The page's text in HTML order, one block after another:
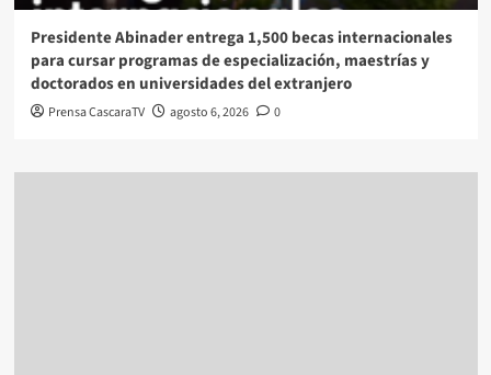
Presidente Abinader entrega 1,500 becas internacionales
para cursar programas de especialización, maestrías y
doctorados en universidades del extranjero
Prensa CascaraTV agosto 6, 2026 0